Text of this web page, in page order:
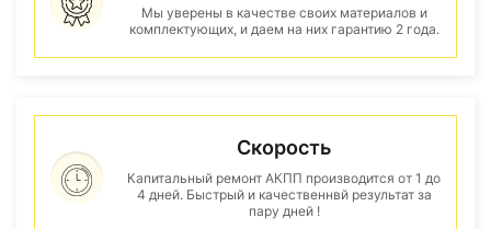
Мы уверены в качестве своих материалов и
комплектующих, и даем на них гарантию 2 года.
Скорость
Капитальный ремонт АКПП производится от 1 до
4 дней. Быстрый и качественнвй результат за
пару дней !